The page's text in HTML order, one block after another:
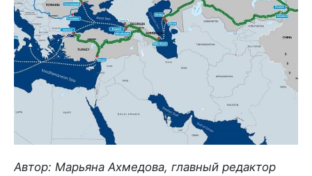
Автор: Марьяна Ахмедова, главный редактор